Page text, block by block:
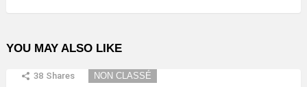
YOU MAY ALSO LIKE
38 Shares NON CLASSÉ